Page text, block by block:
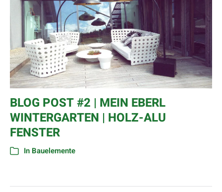
BLOG POST #2 | MEIN EBERL
WINTERGARTEN | HOLZ-ALU
FENSTER
In Bauelemente